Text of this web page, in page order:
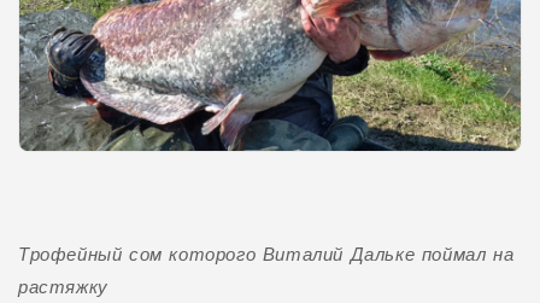
Трофейный сом которого Виталий Дальке поймал на
растяжку